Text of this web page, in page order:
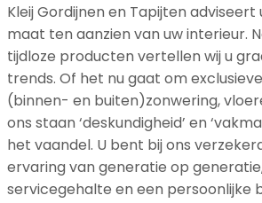
Kleij Gordijnen en Tapijten adviseert
maat ten aanzien van uw interieur.
tijdloze producten vertellen wij u
trends. Of het nu gaat om
(binnen- en buiten)zonwering,
ons staan ‘deskundigheid’ en
het vaandel. U bent bij ons
ervaring van generatie op
servicegehalte en een persoonlijke